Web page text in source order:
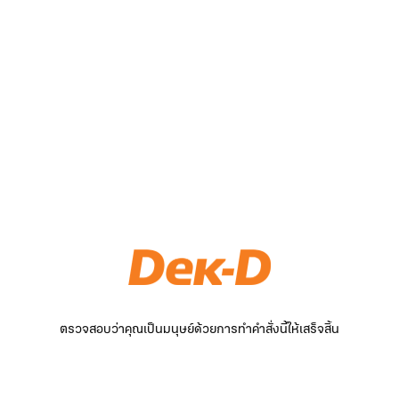
ตรวจสอบว่าคุณเป็นมนุษย์ด้วยการทำคำสั่งนี้ให้เสร็จสิ้น